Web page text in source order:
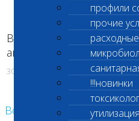
профили
прочие
!!!новинки
утилизация
Все остальные филиалы
анализов работают в
30.06.2018
Возврат к списку